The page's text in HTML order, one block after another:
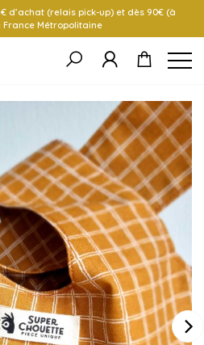
d’achat (relais pick-up) et dès 90€ (à
France Métropolitaine